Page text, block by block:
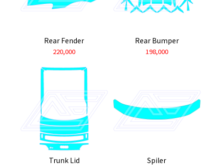
Rear Fender
220,000
Rear Bumper
198,000
Trunk Lid Spiler